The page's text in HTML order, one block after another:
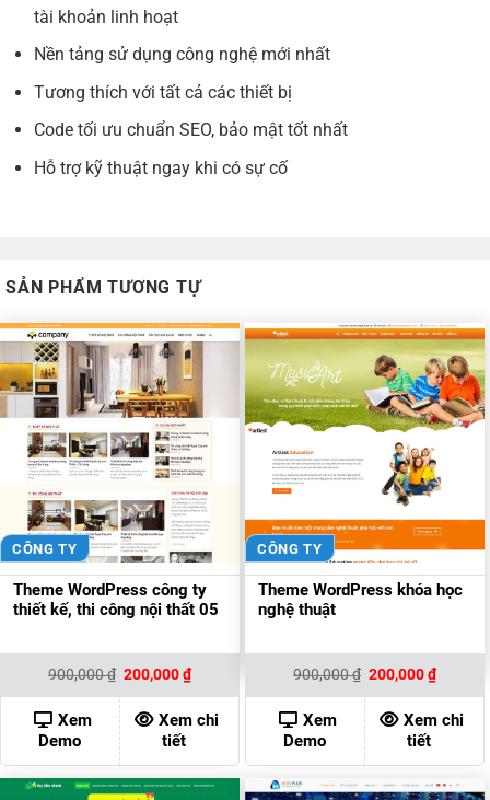
tài khoản linh hoạt
Nền tảng sử dụng công nghệ mới nhất
Tương thích với tất cả các thiết bị
Code tối ưu chuẩn SEO, bảo mật tốt nhất
Hỗ trợ kỹ thuật ngay khi có sự cố
SẢN PHẨM TƯƠNG TỰ
CÔNG TY
Theme WordPress công ty
thiết kế, thi công nội thất 05
900,000₫ Giá
gốc
là:
900,000 ₫.
200,000₫Giá
hiện
tại
là:
200,000 ₫.
Xem
Demo
Xem chi
tiết
CÔNG TY
Theme WordPress khóa học
nghệ thuật
900,000₫ Giá
gốc
là:
900,000 ₫.
200,000₫Giá
hiện
tại
là:
Xem
Demo
Xem chi
tiết